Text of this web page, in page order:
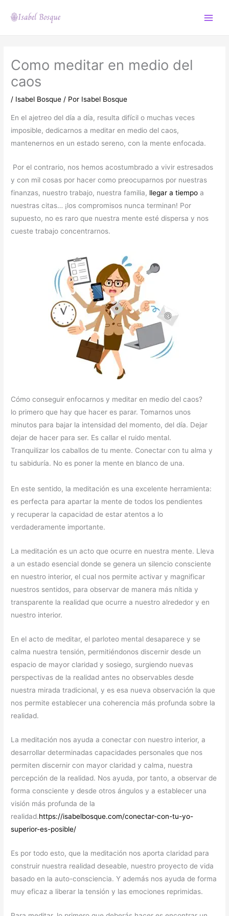
Como meditar en medio del
caos
/ Isabel Bosque / Por Isabel Bosque
En el ajetreo del día a día, resulta difícil o muchas veces
imposible, dedicarnos a meditar en medio del caos,
mantenernos en un estado sereno, con la mente enfocada.
Por el contrario, nos hemos acostumbrado a vivir estresados
y con mil cosas por hacer como preocuparnos por nuestras
finanzas, nuestro trabajo, nuestra familia, llegar a tiempo a
nuestras citas… ¡los compromisos nunca terminan! Por
supuesto, no es raro que nuestra mente esté dispersa y nos
cueste trabajo concentrarnos.
Cómo conseguir enfocarnos y meditar en medio del caos?
lo primero que hay que hacer es parar. Tomarnos unos
minutos para bajar la intensidad del momento, del día. Dejar
dejar de hacer para ser. Es callar el ruido mental.
Tranquilizar los caballos de tu mente. Conectar con tu alma y
tu sabiduría. No es poner la mente en blanco de una.
En este sentido, la meditación es una excelente herramienta:
es perfecta para apartar la mente de todos los pendientes
y recuperar la capacidad de estar atentos a lo
verdaderamente importante.
La meditación es un acto que ocurre en nuestra mente. Lleva
a un estado esencial donde se genera un silencio consciente
en nuestro interior, el cual nos permite activar y magnificar
nuestros sentidos, para observar de manera más nítida y
transparente la realidad que ocurre a nuestro alrededor y en
nuestro interior.
En el acto de meditar, el parloteo mental desaparece y se
calma nuestra tensión, permitiéndonos discernir desde un
espacio de mayor claridad y sosiego, surgiendo nuevas
perspectivas de la realidad antes no observables desde
nuestra mirada tradicional, y es esa nueva observación la que
nos permite establecer una coherencia más profunda sobre la
realidad.
La meditación nos ayuda a conectar con nuestro interior, a
desarrollar determinadas capacidades personales que nos
permiten discernir con mayor claridad y calma, nuestra
percepción de la realidad. Nos ayuda, por tanto, a observar de
forma consciente y desde otros ángulos y a establecer una
visión más profunda de la
realidad.https://isabelbosque.com/conectar-con-tu-yo-
superior-es-posible/
Es por todo esto, que la meditación nos aporta claridad para
construir nuestra realidad deseable, nuestro proyecto de vida
basado en la auto-consciencia. Y además nos ayuda de forma
muy eficaz a liberar la tensión y las emociones reprimidas.